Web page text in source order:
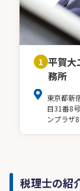
1 平賀大
務所
東京都新
目31番8
ンプラザ
税理士の紹